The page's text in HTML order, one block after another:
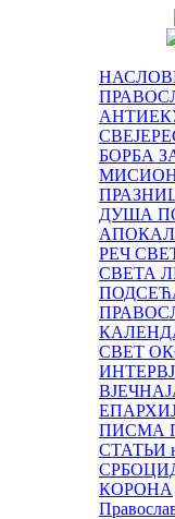
БОРБА
ДУША
РЕЧ
СВЕТА
СВЕТ
ПИСМА
СТАТЬИ
КОРОНА